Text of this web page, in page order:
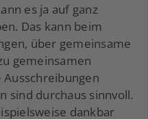
es ja auf ganz
Das kann beim
über gemeinsame
gemeinsamen
sind durchaus sinnvoll.
dankbar